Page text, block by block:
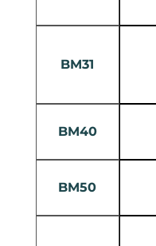
BM31
BM40
BM50